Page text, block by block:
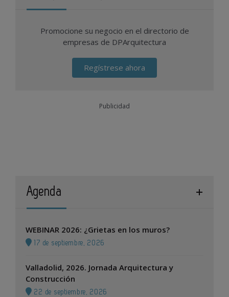
Promocione su negocio en el directorio de
empresas de DPArquitectura
Regístrese ahora
Publicidad
Agenda
WEBINAR 2026: ¿Grietas en los muros?
17 de septiembre, 2026
Valladolid, 2026. Jornada Arquitectura y
Construcción
22 de septiembre, 2026